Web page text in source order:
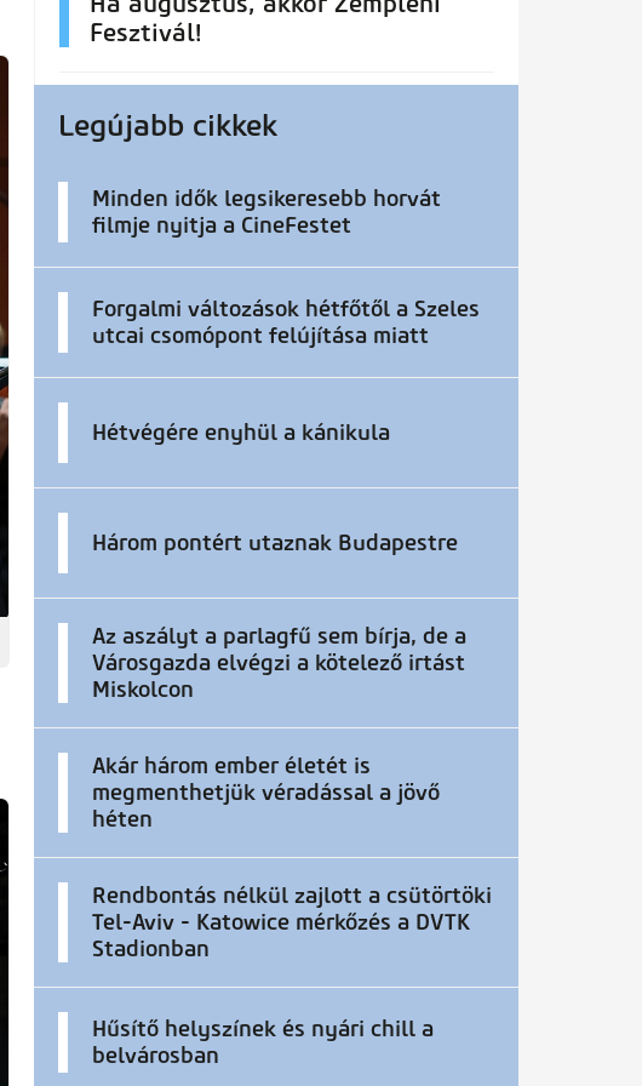
Fesztivál!
Legújabb cikkek
Minden idők legsikeresebb horvát
filmje nyitja a CineFestet
Forgalmi változások hétfőtől a Szeles
utcai csomópont felújítása miatt
Hétvégére enyhül a kánikula
Három pontért utaznak Budapestre
Az aszályt a parlagfű sem bírja, de a
Városgazda elvégzi a kötelező irtást
Miskolcon
Akár három ember életét is
megmenthetjük véradással a jövő
héten
Rendbontás nélkül zajlott a csütörtöki
Tel-Aviv - Katowice mérkőzés a DVTK
Stadionban
Hűsítő helyszínek és nyári chill a
belvárosban